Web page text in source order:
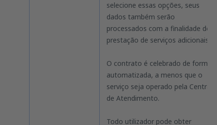
selecione essas opções, seus
dados também serão
processados com a finalidade de
prestação de serviços adicionais.
O contrato é celebrado de forma
automatizada, a menos que o
serviço seja operado pela Central
de Atendimento.
Todo utilizador pode obter